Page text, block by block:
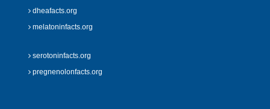
dheafacts.org
melatoninfacts.org
serotoninfacts.org
pregnenolonfacts.org